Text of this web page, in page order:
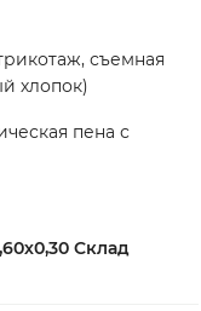
съемная
хлопок)
пена с
Cклад